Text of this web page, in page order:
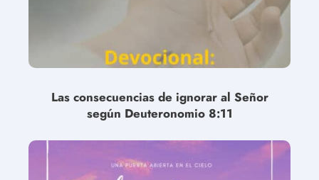
Las consecuencias de ignorar al Señor
según Deuteronomio 8:11